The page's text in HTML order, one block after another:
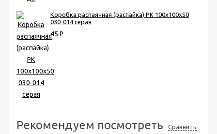
Коробка распаячная (распайка) РК 100х100х50
030-014 серая
45 Р
Рекомендуем посмотреть
Сравнить